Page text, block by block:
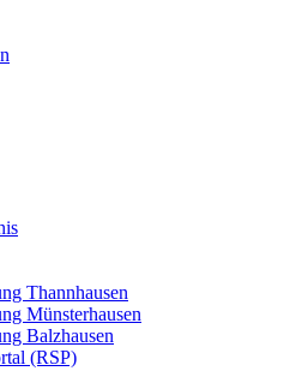
Thannhausen
Münsterhausen
Balzhausen
(RSP)